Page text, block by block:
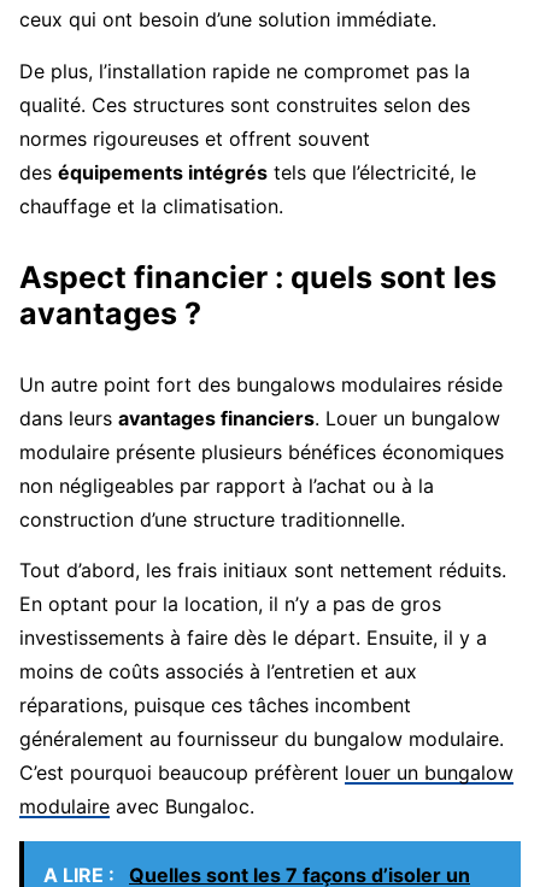
ceux qui ont besoin d’une solution immédiate.
De plus, l’installation rapide ne compromet pas la
qualité. Ces structures sont construites selon des
normes rigoureuses et offrent souvent
des équipements intégrés tels que l’électricité, le
chauffage et la climatisation.
Aspect financier : quels sont les
avantages ?
Un autre point fort des bungalows modulaires réside
dans leurs avantages financiers. Louer un bungalow
modulaire présente plusieurs bénéfices économiques
non négligeables par rapport à l’achat ou à la
construction d’une structure traditionnelle.
Tout d’abord, les frais initiaux sont nettement réduits.
En optant pour la location, il n’y a pas de gros
investissements à faire dès le départ. Ensuite, il y a
moins de coûts associés à l’entretien et aux
réparations, puisque ces tâches incombent
généralement au fournisseur du bungalow modulaire.
C’est pourquoi beaucoup préfèrent louer un bungalow
modulaire avec Bungaloc.
A LIRE :
Quelles sont les 7 façons d’isoler un